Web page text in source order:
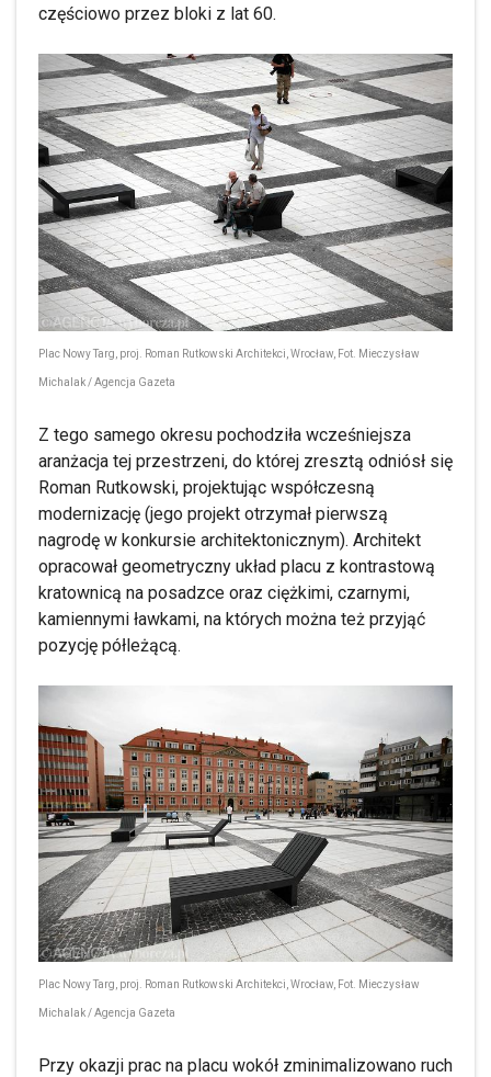
częściowo przez bloki z lat 60.
Plac Nowy Targ, proj. Roman Rutkowski Architekci, Wrocław, Fot. Mieczysław
Michalak / Agencja Gazeta
Z tego samego okresu pochodziła wcześniejsza
aranżacja tej przestrzeni, do której zresztą odniósł się
Roman Rutkowski, projektując współczesną
modernizację (jego projekt otrzymał pierwszą
nagrodę w konkursie architektonicznym). Architekt
opracował geometryczny układ placu z kontrastową
kratownicą na posadzce oraz ciężkimi, czarnymi,
kamiennymi ławkami, na których można też przyjąć
pozycję półleżącą.
Plac Nowy Targ, proj. Roman Rutkowski Architekci, Wrocław, Fot. Mieczysław
Michalak / Agencja Gazeta
Przy okazji prac na placu wokół zminimalizowano ruch